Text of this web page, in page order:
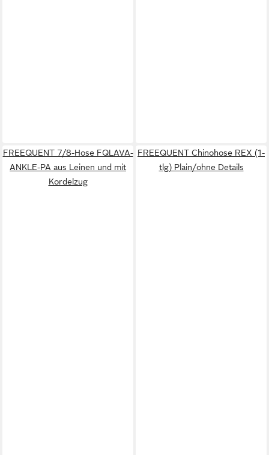
FREEQUENT 7/8-Hose FQLAVA-
ANKLE-PA aus Leinen und mit
Kordelzug
FREEQUENT Chinohose REX (1-
tlg) Plain/ohne Details